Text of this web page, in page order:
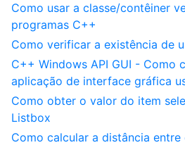
Como usar a classe/contêiner
programas C++
Como verificar a existência de
C++ Windows API GUI - Como
aplicação de interface gráfica
Como obter o valor do item
Listbox
Como calcular a distância